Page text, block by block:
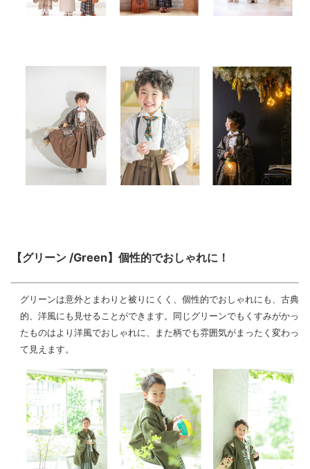
【グリーン /Green】個性的でおしゃれに！
グリーンは意外とまわりと被りにくく、個性的でおしゃれにも、古典
的、洋風にも見せることができます。同じグリーンでもくすみがかっ
たものはより洋風でおしゃれに、また柄でも雰囲気がまったく変わっ
て見えます。